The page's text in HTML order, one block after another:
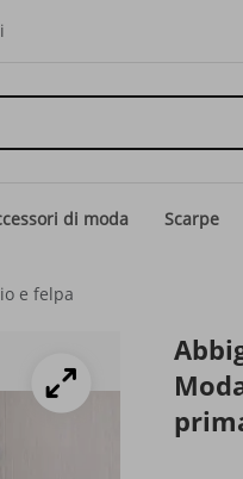
di moda Scarpe
e felpa